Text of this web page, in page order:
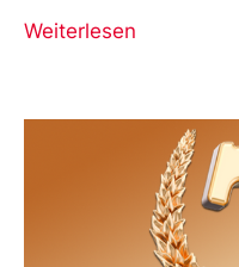
Weiterlesen